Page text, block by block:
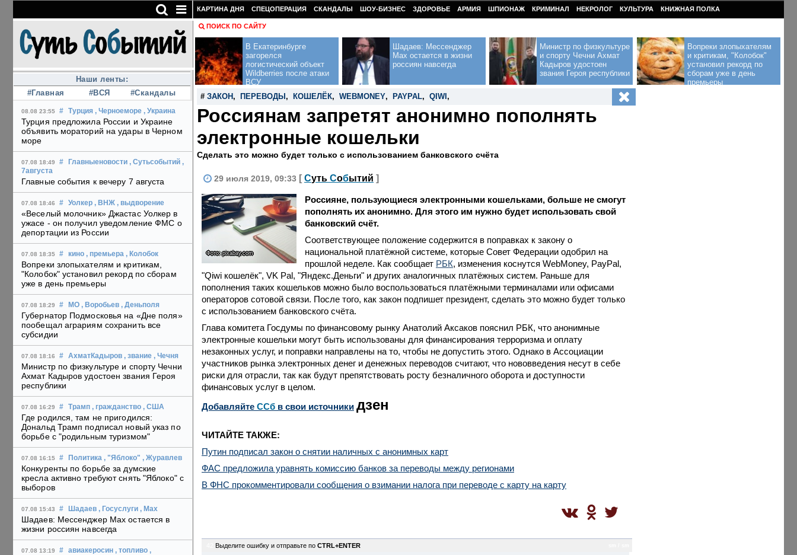
Наши ленты:
#Главная
#ВСЯ #Скандалы
08.08 23:55 # Турция , Черноеморе , Украина
Турция предложила России и Украине
объявить мораторий на удары в Черном
море
07.08 18:49 # Главныеновости , Сутьсобытий ,
7августа
Главные события к вечеру 7 августа
07.08 18:46 # Уолкер , ВНЖ , выдворение
«Веселый молочник» Джастас Уолкер в
ужасе - он получил уведомление ФМС о
депортации из России
07.08 18:35 # кино , премьера , Колобок
Вопреки злопыхателям и критикам,
"Колобок" установил рекорд по сборам
уже в день премьеры
07.08 18:29 # МО , Воробьев , Деньполя
Губернатор Подмосковья на «Дне поля»
пообещал аграриям сохранить все
субсидии
07.08 18:16 # АхматКадыров , звание , Чечня
Министр по физкультуре и спорту Чечни
Ахмат Кадыров удостоен звания Героя
республики
07.08 16:29 # Трамп , гражданство , США
Где родился, там не пригодился:
Дональд Трамп подписал новый указ по
борьбе с "родильным туризмом"
07.08 16:15 # Политика , "Яблоко" , Журавлев
Конкуренты по борьбе за думские
кресла активно требуют снять "Яблоко" с
выборов
07.08 15:43 # Шадаев , Госуслуги , Max
Шадаев: Мессенджер Max остается в
жизни россиян навсегда
07.08 13:19 # авиакеросин , топливо ,
КАРТИНА ДНЯ СПЕЦОПЕРАЦИЯ СКАНДАЛЫ ШОУ-БИЗНЕС ЗДОРОВЬЕ АРМИЯ ШПИОНАЖ КРИМИНАЛ НЕКРОЛОГ КУЛЬТУРА КНИЖНАЯ ПОЛКА
ПОИСК ПО САЙТУ
В Екатеринбурге
загорелся
логистический объект
Wildberries после атаки
ВСУ
Шадаев: Мессенджер
Max остается в жизни
россиян навсегда
Министр по физкультуре
и спорту Чечни Ахмат
Кадыров удостоен
звания Героя республики
Вопреки злопыхателям
и критикам, "Колобок"
установил рекорд по
сборам уже в день
премьеры
# ЗАКОН , ПЕРЕВОДЫ , КОШЕЛЁК, WEBMONEY, PAYPAL, QIWI ,
Россиянам запретят анонимно пополнять
электронные кошельки
Сделать это можно будет только с использованием банковского счёта
29 июля 2019, 09:33 [ Суть Событий ]
Фото: pixabay.com
Россияне, пользующиеся электронными кошельками, больше не смогут
пополнять их анонимно. Для этого им нужно будет использовать свой
банковский счёт.
Соответствующее положение содержится в поправках к закону о
национальной платёжной системе, которые Совет Федерации одобрил на
прошлой неделе. Как сообщает РБК, изменения коснутся WebMoney, PayPal,
"Qiwi кошелёк", VK Pal, "Яндекс.Деньги" и других аналогичных платёжных систем. Раньше для
пополнения таких кошельков можно было воспользоваться платёжными терминалами или офисами
операторов сотовой связи. После того, как закон подпишет президент, сделать это можно будет только
с использованием банковского счёта.
Глава комитета Госдумы по финансовому рынку Анатолий Аксаков пояснил РБК, что анонимные
электронные кошельки могут быть использованы для финансирования терроризма и оплату
незаконных услуг, и поправки направлены на то, чтобы не допустить этого. Однако в Ассоциации
участников рынка электронных денег и денежных переводов считают, что нововведения несут в себе
риски для отрасли, так как будут препятствовать росту безналичного оборота и доступности
финансовых услуг в целом.
Добавляйте CСб в свои источники дзен
ЧИТАЙТЕ ТАКЖЕ:
Путин подписал закон о снятии наличных с анонимных карт
ФАС предложила уравнять комиссию банков за переводы между регионами
В ФНС прокомментировали сообщения о взимании налога при переводе с карту на карту
Выделите ошибку и отправьте по CTRL+ENTER